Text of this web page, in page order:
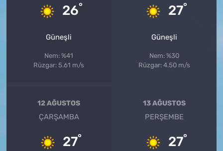
26°
Güneşli
Nem: %41
Rüzgar: 5.61 m/s
27°
Güneşli
Nem: %30
Rüzgar: 4.50 m/s
12 AĞUSTOS
ÇARŞAMBA
27°
13 AĞUSTOS
PERŞEMBE
27°